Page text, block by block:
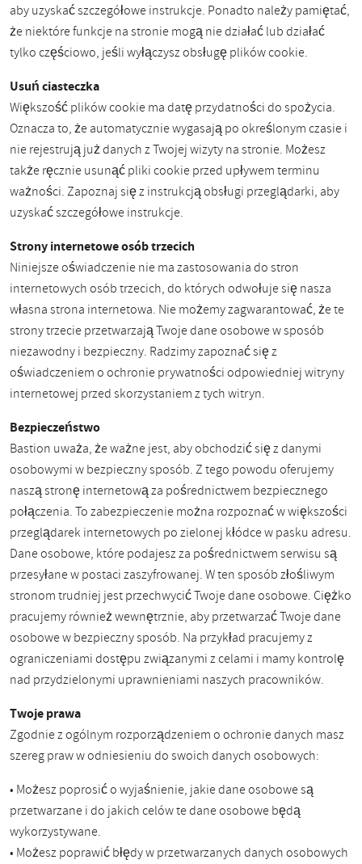
aby uzyskać szczegółowe instrukcje. Ponadto należy pamiętać,
że niektóre funkcje na stronie mogą nie działać lub działać
tylko częściowo, jeśli wyłączysz obsługę plików cookie.
Usuń ciasteczka
Większość plików cookie ma datę przydatności do spożycia.
Oznacza to, że automatycznie wygasają po określonym czasie i
nie rejestrują już danych z Twojej wizyty na stronie. Możesz
także ręcznie usunąć pliki cookie przed upływem terminu
ważności. Zapoznaj się z instrukcją obsługi przeglądarki, aby
uzyskać szczegółowe instrukcje.
Strony internetowe osób trzecich
Niniejsze oświadczenie nie ma zastosowania do stron
internetowych osób trzecich, do których odwołuje się nasza
własna strona internetowa. Nie możemy zagwarantować, że te
strony trzecie przetwarzają Twoje dane osobowe w sposób
niezawodny i bezpieczny. Radzimy zapoznać się z
oświadczeniem o ochronie prywatności odpowiedniej witryny
internetowej przed skorzystaniem z tych witryn.
Bezpieczeństwo
Bastion uważa, że ​​ważne jest, aby obchodzić się z danymi
osobowymi w bezpieczny sposób. Z tego powodu oferujemy
naszą stronę internetową za pośrednictwem bezpiecznego
połączenia. To zabezpieczenie można rozpoznać w większości
przeglądarek internetowych po zielonej kłódce w pasku adresu.
Dane osobowe, które podajesz za pośrednictwem serwisu są
przesyłane w postaci zaszyfrowanej. W ten sposób złośliwym
stronom trudniej jest przechwycić Twoje dane osobowe. Ciężko
pracujemy również wewnętrznie, aby przetwarzać Twoje dane
osobowe w bezpieczny sposób. Na przykład pracujemy z
ograniczeniami dostępu związanymi z celami i mamy kontrolę
nad przydzielonymi uprawnieniami naszych pracowników.
Twoje prawa
Zgodnie z ogólnym rozporządzeniem o ochronie danych masz
szereg praw w odniesieniu do swoich danych osobowych:
• Możesz poprosić o wyjaśnienie, jakie dane osobowe są
przetwarzane i do jakich celów te dane osobowe będą
wykorzystywane.
• Możesz poprawić błędy w przetwarzanych danych osobowych